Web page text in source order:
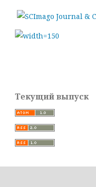
Текущий выпуск